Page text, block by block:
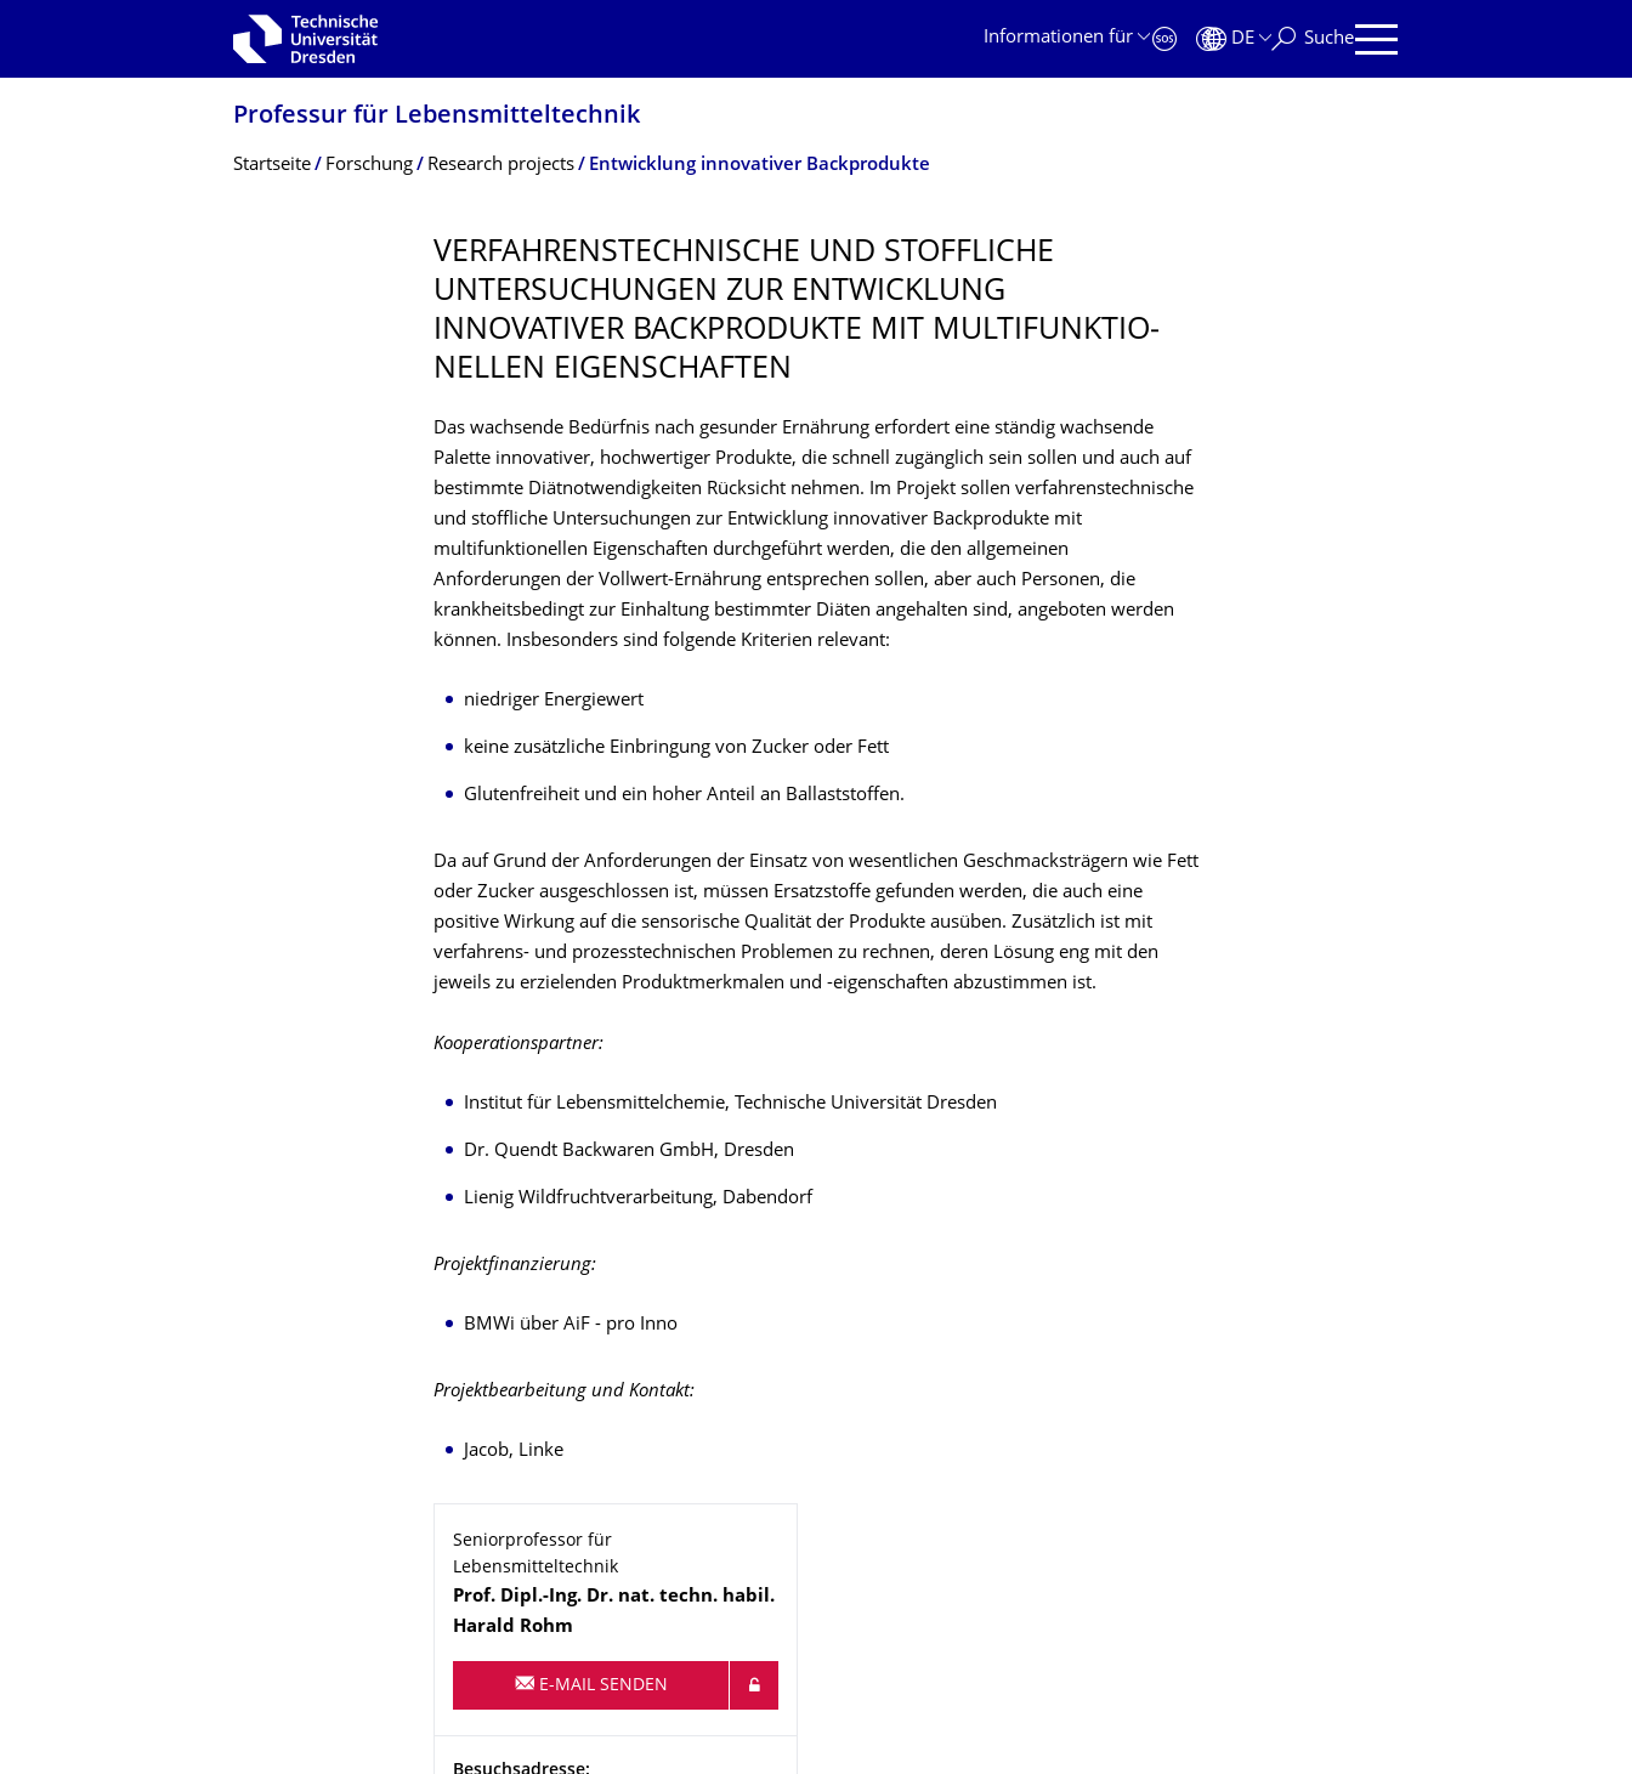
Zur Hauptnavigation springen
Informationen für
DE Suche
Professur für Lebensmitteltech­nik
Breadcrumb-Menü
Startseite Forschung Research projects Entwicklung innovativer Backprodukte
VERFAHRENSTECH­NISCHE UND STOFFLICHE
UNTERSUCHUNGEN ZUR ENTWICKLUNG
INNOVATIVER BACKPRODUKTE MIT MULTIFUNKTIO­
NELLEN EIGENSCHAFTEN
Das wachsende Bedürfnis nach gesunder Ernährung erfordert eine ständig wachsende
Palette innovativer, hochwertiger Produkte, die schnell zugänglich sein sollen und auch auf
bestimmte Diätnotwendigkeiten Rücksicht nehmen. Im Projekt sollen verfahrenstechnische
und stoffliche Untersuchungen zur Entwicklung innovativer Backprodukte mit
multifunktionellen Eigenschaften durchgeführt werden, die den allgemeinen
Anforderungen der Vollwert-Ernährung entsprechen sollen, aber auch Personen, die
krankheitsbedingt zur Einhaltung bestimmter Diäten angehalten sind, angeboten werden
können. Insbesonders sind folgende Kriterien relevant:
niedriger Energiewert
keine zusätzliche Einbringung von Zucker oder Fett
Glutenfreiheit und ein hoher Anteil an Ballaststoffen.
Da auf Grund der Anforderungen der Einsatz von wesentlichen Geschmacksträgern wie Fett
oder Zucker ausgeschlossen ist, müssen Ersatzstoffe gefunden werden, die auch eine
positive Wirkung auf die sensorische Qualität der Produkte ausüben. Zusätzlich ist mit
verfahrens- und prozesstechnischen Problemen zu rechnen, deren Lösung eng mit den
jeweils zu erzielenden Produktmerkmalen und -eigenschaften abzustimmen ist.
Kooperationspartner:
Institut für Lebensmittelchemie, Technische Universität Dresden
Dr. Quendt Backwaren GmbH, Dresden
Lienig Wildfruchtverarbeitung, Dabendorf
Projektfinanzierung:
BMWi über AiF - pro Inno
Projektbearbeitung und Kontakt:
Jacob, Linke
Seniorprofessor für
Lebensmitteltechnik
Name
Prof. Dipl.-Ing. Dr. nat. techn. habil.
Harald Rohm
E-MAIL SENDEN